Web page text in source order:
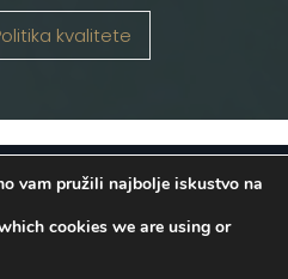
kvalitete
2026
. Configured
prava pridržana.
vam pružili najbolje iskustvo na
cookies we are using or